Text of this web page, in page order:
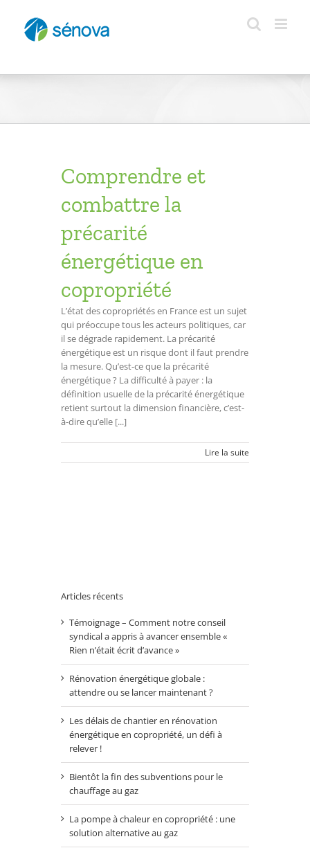
contenu
Comprendre et
combattre la
précarité
énergétique en
copropriété
L’état des copropriétés en France est un sujet
qui préoccupe tous les acteurs politiques, car
il se dégrade rapidement. La précarité
énergétique est un risque dont il faut prendre
la mesure. Qu’est-ce que la précarité
énergétique ? La difficulté à payer : la
définition usuelle de la précarité énergétique
retient surtout la dimension financière, c’est-
à-dire qu’elle [...]
Lire la suite
Articles récents
Témoignage – Comment notre conseil
syndical a appris à avancer ensemble «
Rien n’était écrit d’avance »
Rénovation énergétique globale :
attendre ou se lancer maintenant ?
Les délais de chantier en rénovation
énergétique en copropriété, un défi à
relever !
Bientôt la fin des subventions pour le
chauffage au gaz
La pompe à chaleur en copropriété : une
solution alternative au gaz